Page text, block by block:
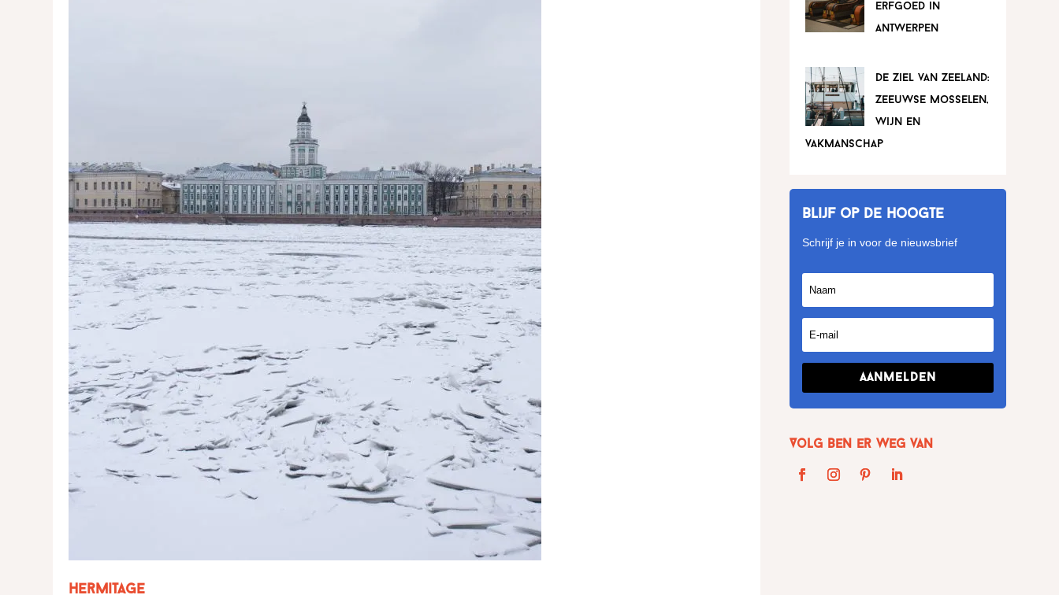
Hermitage
erfgoed in
antwerpen
de ziel van zeeland:
zeeuwse mosselen,
wijn en
vakmanschap
Blijf op de hoogte
Schrijf je in voor de nieuwsbrief
Aanmelden
Volg Ben er weg van